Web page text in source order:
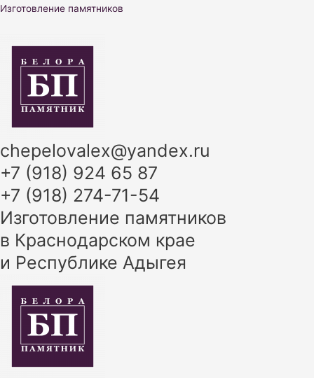
Перейти
Изготовление памятников
chepelovalex@yandex.ru
+7 (918) 924 65 87
+7 (918) 274-71-54
Изготовление памятников
в Краснодарском крае
и Республике Адыгея